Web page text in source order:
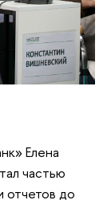
Елена
частью
отчетов до